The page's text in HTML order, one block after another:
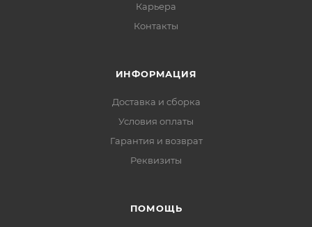
Карьера
Контакты
ИНФОРМАЦИЯ
Доставка и сборка
Условия оплаты
Гарантия и возврат
Реквизиты
ПОМОЩЬ